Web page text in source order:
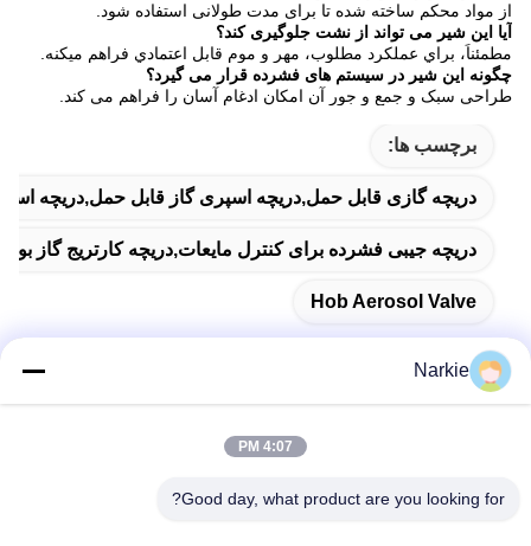
از مواد محکم ساخته شده تا برای مدت طولانی استفاده شود.
آیا این شیر می تواند از نشت جلوگیری کند؟
مطمئناً، براي عملکرد مطلوب، مهر و موم قابل اعتمادي فراهم ميکنه.
چگونه این شیر در سیستم های فشرده قرار می گیرد؟
طراحی سبک و جمع و جور آن امکان ادغام آسان را فراهم می کند.
برچسب ها:
دریچه گازی قابل حمل,دریچه اسپری گاز قابل حمل,دریچه
دریچه جیبی فشرده برای کنترل مایعات,دریچه کارتریج گاز
Hob Aerosol Valve
آدرس
Narkie
4:07 PM
Good day, what product are you looking for?